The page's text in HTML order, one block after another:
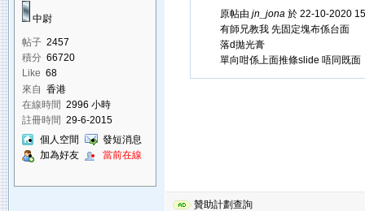
中尉
帖子 2457
積分 66720
Like 68
來自 香港
在線時間 2996 小時
註冊時間 29-6-2015
個人空間
發短消息
加為好友
當前在線
原帖由 jn_jona於 22-10-2020
有師兄教我 先固定塊布係台面
落d拋光膏
單向咁係上面推條slide 唔同既面
贊助計劃查詢